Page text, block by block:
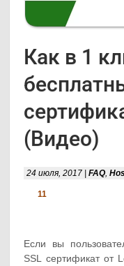
Как в 1
(Видео)
24 июля, 2017 |FAQ,
11
Если вы
SSL сертификат от